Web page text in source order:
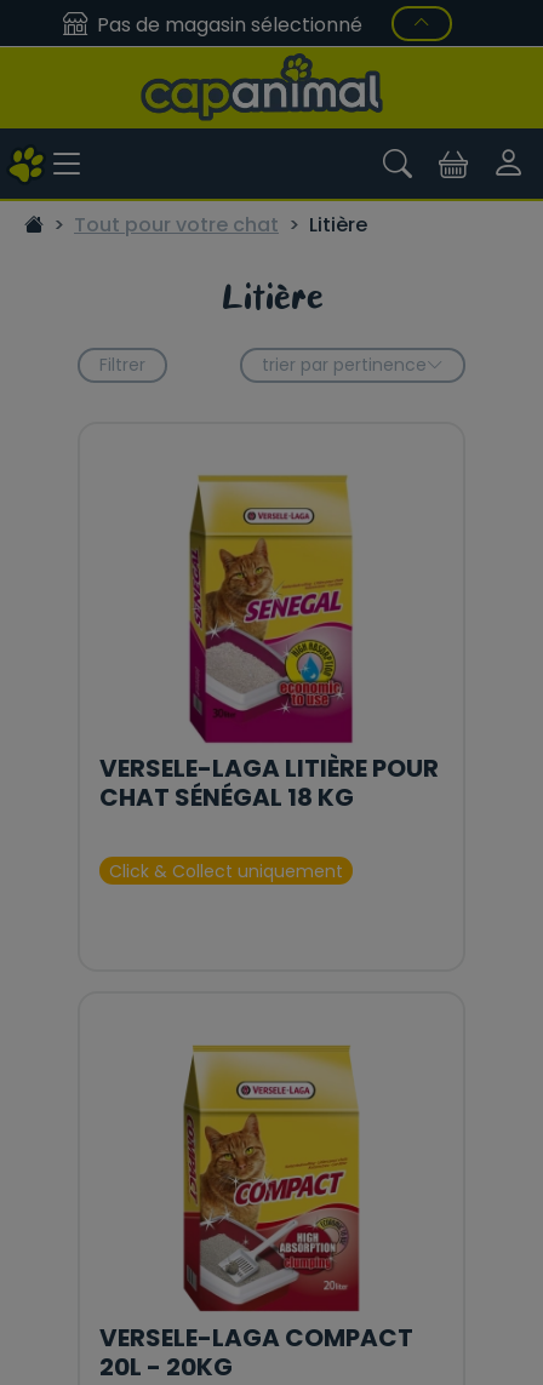
Pas de magasin sélectionné
Tout pour votre chat Litière
Litière
Filtrer trier par pertinence
VERSELE-LAGA LITIÈRE POUR
CHAT SÉNÉGAL 18 KG
Click & Collect uniquement
VERSELE-LAGA COMPACT
20L - 20KG